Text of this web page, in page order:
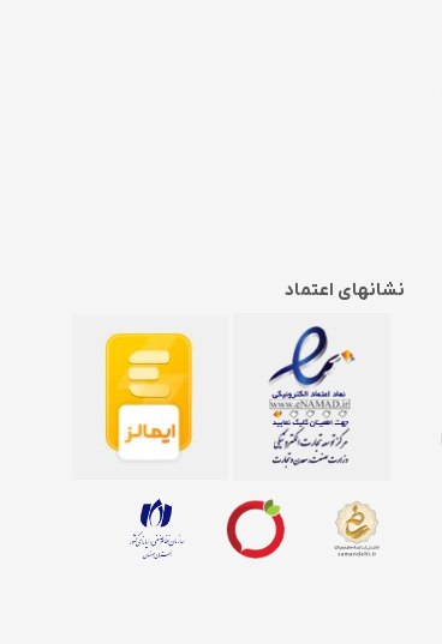
نشانهای اعتماد